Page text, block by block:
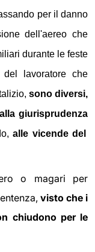
per il danno
dell'aereo che
durante le feste
lavoratore che
sono diversi,
giurisprudenza
alle vicende del
o magari per
visto che i
chiudono per le